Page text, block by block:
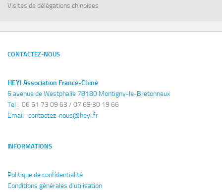
Visites de délégations chinoises
CONTACTEZ-NOUS
HEYI Association France-Chine
6 avenue de Westphalie 78180 Montigny-le-Bretonneux
Tel : 06 51 73 09 63 / 07 69 30 19 66
Email : contactez-nous@heyi.fr
INFORMATIONS
Politique de confidentialité
Conditions générales d'utilisation